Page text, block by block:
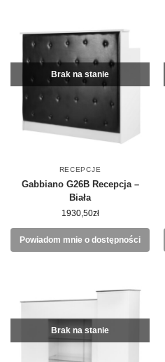
Brak na stanie
RECEPCJE
Gabbiano G26B Recepcja –
Biała
1930,50zł
Powiadom mnie o dostępności
Brak na stanie